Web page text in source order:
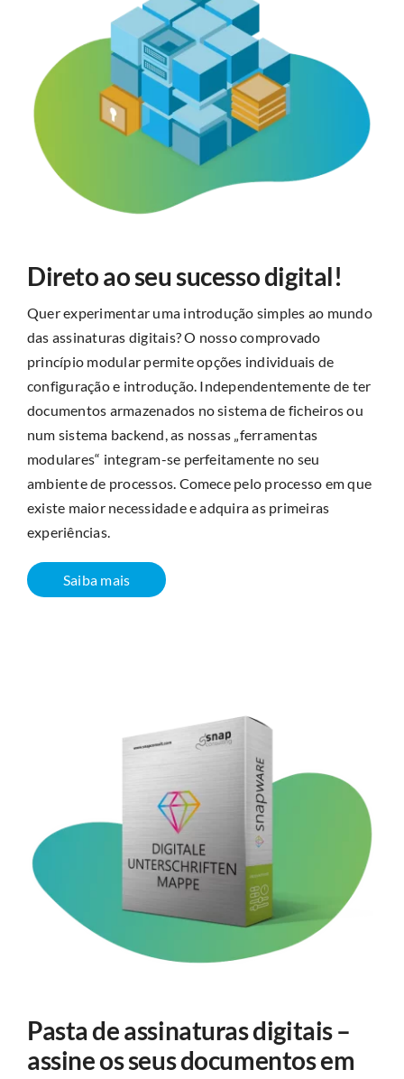
Direto ao seu sucesso digital!
Quer experimentar uma introdução simples ao mundo
das assinaturas digitais? O nosso comprovado
princípio modular permite opções individuais de
configuração e introdução. Independentemente de ter
documentos armazenados no sistema de ficheiros ou
num sistema backend, as nossas „ferramentas
modulares“ integram-se perfeitamente no seu
ambiente de processos. Comece pelo processo em que
existe maior necessidade e adquira as primeiras
experiências.
Saiba mais
Pasta de assinaturas digitais –
assine os seus documentos em